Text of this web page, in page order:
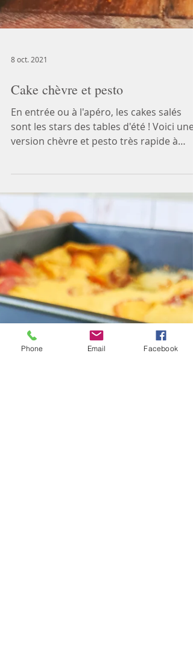
8 oct. 2021
Cake chèvre et pesto
En entrée ou à l'apéro, les cakes salés
sont les stars des tables d'été ! Voici une
version chèvre et pesto très rapide à
réaliser. Pour...
Phone Email Facebook